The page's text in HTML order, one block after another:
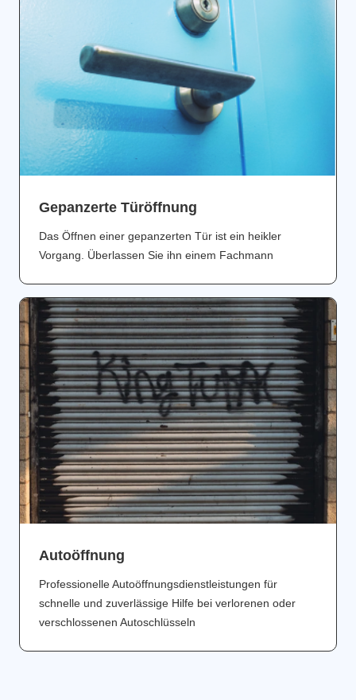
Gepanzerte Türöffnung
Das Öffnen einer gepanzerten Tür ist ein heikler
Vorgang. Überlassen Sie ihn einem Fachmann
Аutoöffnung
Professionelle Autoöffnungsdienstleistungen für
schnelle und zuverlässige Hilfe bei verlorenen oder
verschlossenen Autoschlüsseln